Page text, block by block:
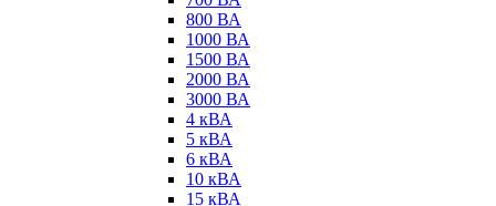
800 ВА
1000 ВА
1500 ВА
2000 ВА
3000 ВА
4 кВА
5 кВА
6 кВА
10 кВА
15 кВА